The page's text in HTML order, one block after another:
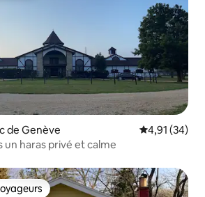
de Genève Évaluation
4,91 (34)
un haras privé et calme
les plus appréciés